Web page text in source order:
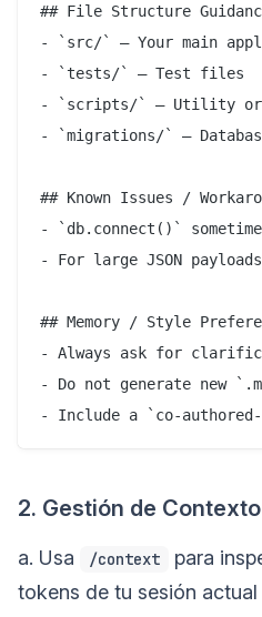
## File Structure
- `src/` — Your main
- `tests/` — Test files
- `scripts/` — Utility
- `migrations/` —
## Known Issues /
- `db.connect()`
- For large JSON
## Memory / Style
- Always ask for
- Do not generate
- Include a `co-
2. Gestión de Contexto
a. Usa /context
para
tokens de tu sesión actual